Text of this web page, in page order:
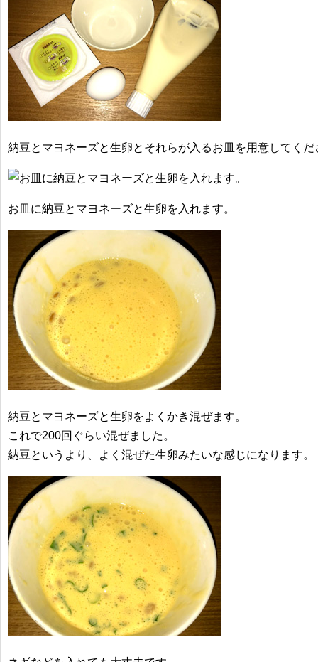
納豆とマヨネーズと生卵とそれらが入るお皿を用意してくだ
お皿に納豆とマヨネーズと生卵を入れます。
納豆とマヨネーズと生卵をよくかき混ぜます。
これで200回ぐらい混ぜました。
納豆というより、よく混ぜた生卵みたいな感じになります。